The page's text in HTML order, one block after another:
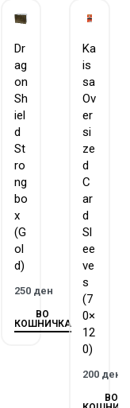
Dr
ag
on
Sh
iel
d
St
ro
ng
bo
x
(G
ol
d)
250 ден
ВО
КОШНИЧКА
Ka
is
sa
Ov
er
si
ze
d
C
ar
d
Sl
ee
ve
s
(7
0×
12
0)
200 ден
ВО